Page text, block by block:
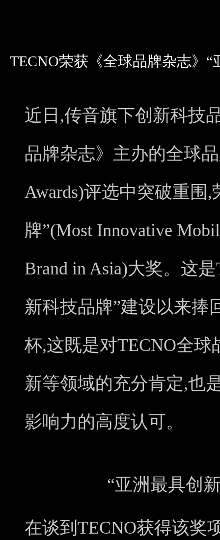
TECNO荣获《全球品牌杂志》
近日,传音旗下创新科技
品牌杂志》主办的全球
Awards)评选中突破重围
牌”(Most Innovative
Brand in Asia)大奖。这
新科技品牌”建设以来捧
杯,这既是对TECNO全
新等领域的充分肯定,也
影响力的高度认可。
“亚洲最具创
在谈到TECNO获得该奖